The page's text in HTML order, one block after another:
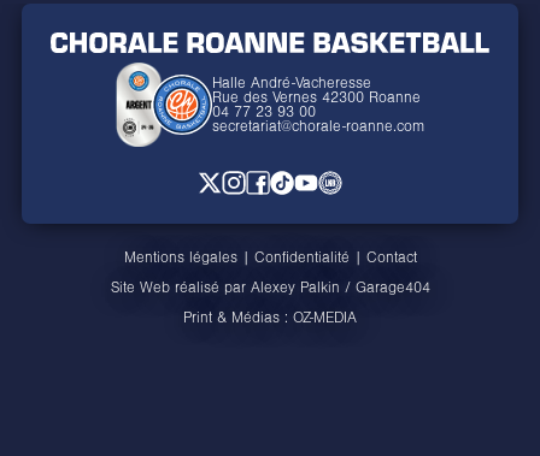
Halle André-Vacheresse
Rue des Vernes 42300 Roanne
04 77 23 93 00
secretariat@chorale-roanne.com
Mentions légales| Confidentialité | Contact
Site Web réalisé par Alexey Palkin / Garage404
Print & Médias : OZ-MEDIA